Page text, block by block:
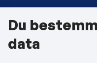
Om kommunen
Kontakt os
Du
data